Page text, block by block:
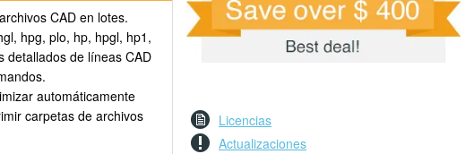
CAD en lotes.
hpg, plo, hp, hpgl, hp1,
detallados de líneas CAD
automáticamente
carpetas de archivos
Licencias
Actualizaciones